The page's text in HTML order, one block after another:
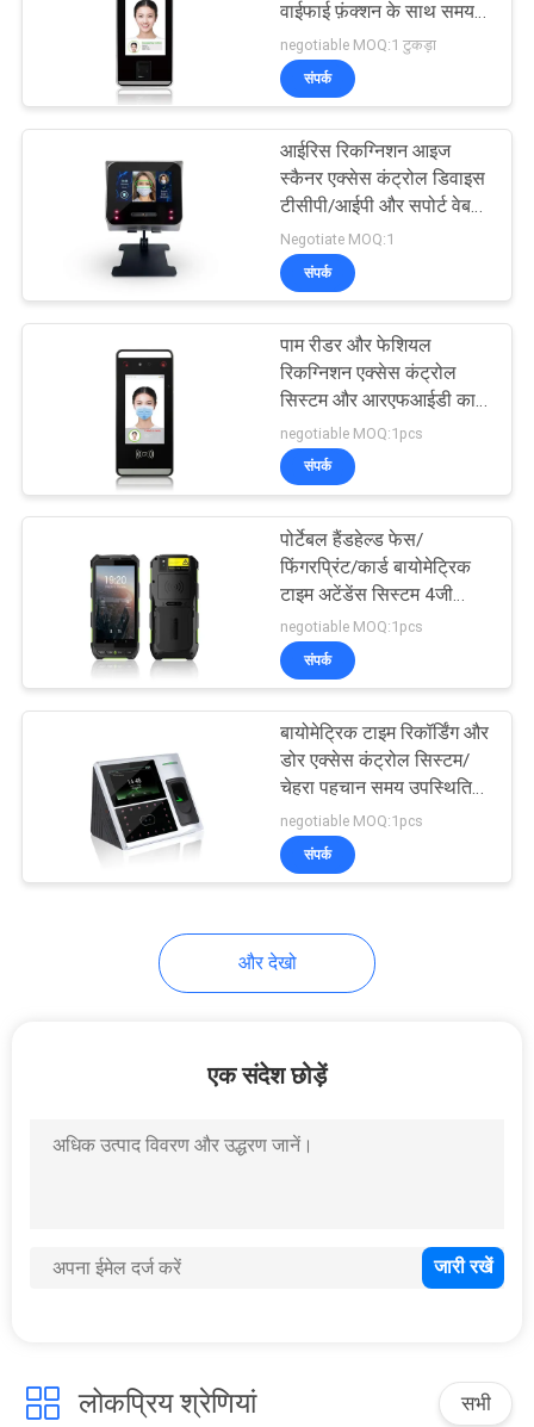
वाईफाई फ़ंक्शन के साथ समय
उपस्थिति समर्थन आरएफआईडी
कार्ड फ़ंक्शन f
negotiable MOQ:1 टुकड़ा
संपर्क
आईरिस रिकग्निशन आइज
स्कैनर एक्सेस कंट्रोल डिवाइस
टीसीपी/आईपी और सपोर्ट वेब
सॉफ्टवेयर के साथ
Negotiate MOQ:1
संपर्क
पाम रीडर और फेशियल
रिकग्निशन एक्सेस कंट्रोल
सिस्टम और आरएफआईडी कार्ड
टाइम अटेंडेंस टर्मिनल
negotiable MOQ:1pcs
संपर्क
पोर्टेबल हैंडहेल्ड फेस/
फिंगरप्रिंट/कार्ड बायोमेट्रिक
टाइम अटेंडेंस सिस्टम 4जी
वाईफाई वायरलेस एंड्रॉयड
10.0 होरस एच1
negotiable MOQ:1pcs
संपर्क
बायोमेट्रिक टाइम रिकॉर्डिंग और
डोर एक्सेस कंट्रोल सिस्टम/
चेहरा पहचान समय उपस्थिति
टर्मिनल बैटरी के साथ (यूफेस)
negotiable MOQ:1pcs
संपर्क
और देखो
एक संदेश छोड़ें
लोकप्रिय श्रेणियां सभी